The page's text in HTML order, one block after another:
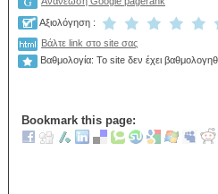
Αξιολόγηση :
Βάλτε link στο site σας
Βαθμολογία: Το site δεν έχει
Bookmark this page: